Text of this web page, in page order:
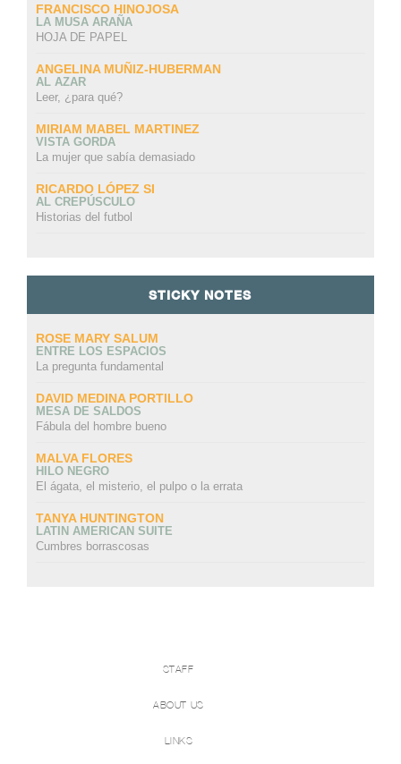
FRANCISCO HINOJOSA
LA MUSA ARAÑA
HOJA DE PAPEL
ANGELINA MUÑIZ-HUBERMAN
AL AZAR
Leer, ¿para qué?
MIRIAM MABEL MARTINEZ
VISTA GORDA
La mujer que sabía demasiado
RICARDO LÓPEZ SI
AL CREPÚSCULO
Historias del futbol
STICKY NOTES
ROSE MARY SALUM
ENTRE LOS ESPACIOS
La pregunta fundamental
DAVID MEDINA PORTILLO
MESA DE SALDOS
Fábula del hombre bueno
MALVA FLORES
HILO NEGRO
El ágata, el misterio, el pulpo o la errata
TANYA HUNTINGTON
LATIN AMERICAN SUITE
Cumbres borrascosas
STAFF
ABOUT US
LINKS